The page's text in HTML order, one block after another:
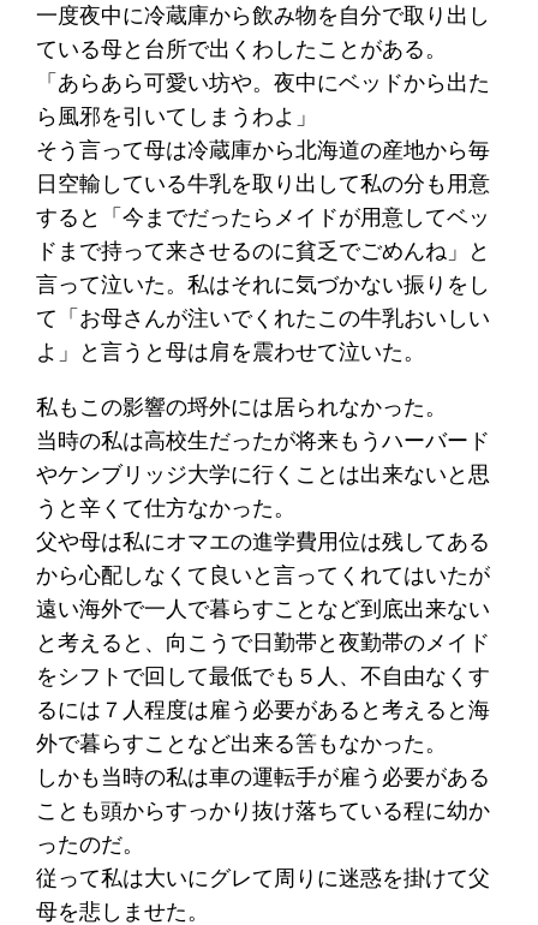
一度夜中に冷蔵庫から飲み物を自分で取り出し
ている母と台所で出くわしたことがある。
「あらあら可愛い坊や。夜中にベッドから出た
ら風邪を引いてしまうわよ」
そう言って母は冷蔵庫から北海道の産地から毎
日空輸している牛乳を取り出して私の分も用意
すると「今までだったらメイドが用意してベッ
ドまで持って来させるのに貧乏でごめんね」と
言って泣いた。私はそれに気づかない振りをし
て「お母さんが注いでくれたこの牛乳おいしい
よ」と言うと母は肩を震わせて泣いた。
私もこの影響の埒外には居られなかった。
当時の私は高校生だったが将来もうハーバード
やケンブリッジ大学に行くことは出来ないと思
うと辛くて仕方なかった。
父や母は私にオマエの進学費用位は残してある
から心配しなくて良いと言ってくれてはいたが
遠い海外で一人で暮らすことなど到底出来ない
と考えると、向こうで日勤帯と夜勤帯のメイド
をシフトで回して最低でも５人、不自由なくす
るには７人程度は雇う必要があると考えると海
外で暮らすことなど出来る筈もなかった。
しかも当時の私は車の運転手が雇う必要がある
ことも頭からすっかり抜け落ちている程に幼か
ったのだ。
従って私は大いにグレて周りに迷惑を掛けて父
母を悲しませた。